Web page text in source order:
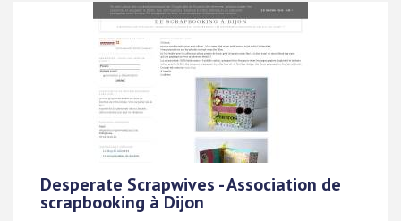
Desperate Scrapwives - Association de
scrapbooking à Dijon